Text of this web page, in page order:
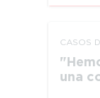
CASOS
una